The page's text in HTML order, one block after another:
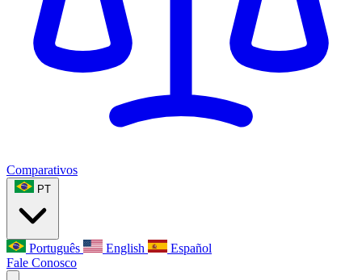
Comparativos
PT
Português English
Español
Fale Conosco